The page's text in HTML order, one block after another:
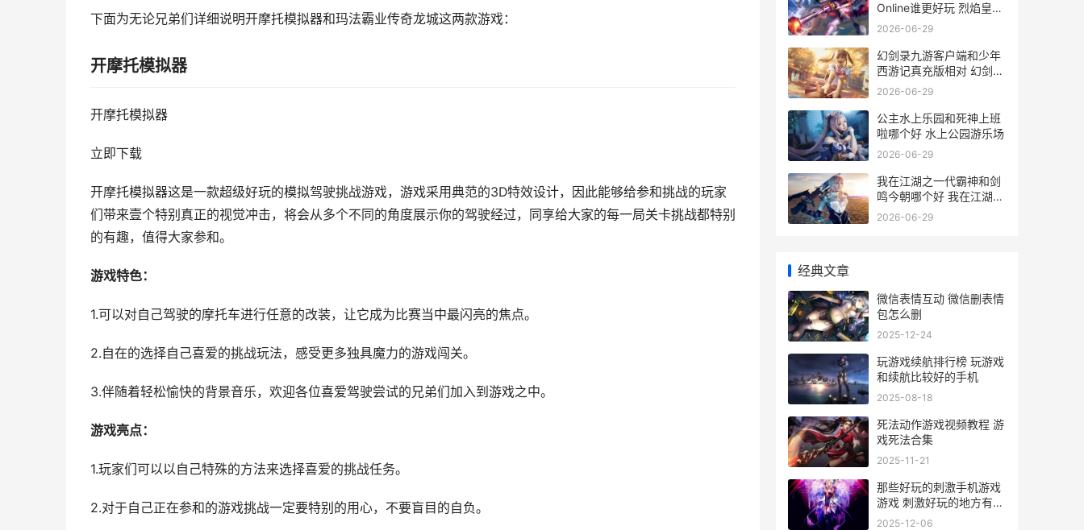
下面为无论兄弟们详细说明开摩托模拟器和玛法霸业传奇龙城这两款游戏：
开摩托模拟器
开摩托模拟器
立即下载
开摩托模拟器这是一款超级好玩的模拟驾驶挑战游戏，游戏采用典范的3D特效设计，因此能够给参和挑战的玩家
们带来壹个特别真正的视觉冲击，将会从多个不同的角度展示你的驾驶经过，同享给大家的每一局关卡挑战都特别
的有趣，值得大家参和。
游戏特色：
1.可以对自己驾驶的摩托车进行任意的改装，让它成为比赛当中最闪亮的焦点。
2.自在的选择自己喜爱的挑战玩法，感受更多独具魔力的游戏闯关。
3.伴随着轻松愉快的背景音乐，欢迎各位喜爱驾驶尝试的兄弟们加入到游戏之中。
游戏亮点：
1.玩家们可以以自己特殊的方法来选择喜爱的挑战任务。
2.对于自己正在参和的游戏挑战一定要特别的用心，不要盲目的自负。
Online谁更好玩 烈焰皇朝
爆10万真充
2026-06-29
幻剑录九游客户端和少年
西游记真充版相对 幻剑中
文
2026-06-29
公主水上乐园和死神上班
啦哪个好 水上公园游乐场
2026-06-29
我在江湖之一代霸神和剑
鸣今朝哪个好 我在江湖
gm
2026-06-29
经典文章
微信表情互动 微信删表情
包怎么删
2025-12-24
玩游戏续航排行榜 玩游戏
和续航比较好的手机
2025-08-18
死法动作游戏视频教程 游
戏死法合集
2025-11-21
那些好玩的刺激手机游戏
游戏 刺激好玩的地方有哪
些
2025-12-06